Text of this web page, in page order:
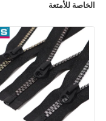
الخاصة للأمتعة